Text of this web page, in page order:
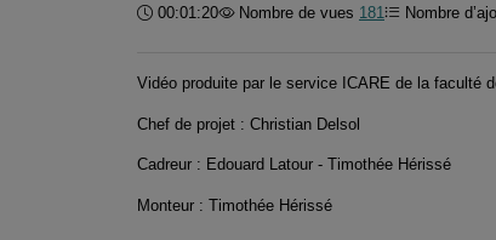
Durée :
00:01:20 Nombre de vues 181 Nombre
Vidéo produite par le service ICARE de la faculté
Chef de projet : Christian Delsol
Cadreur : Edouard Latour - Timothée Hérissé
Monteur : Timothée Hérissé